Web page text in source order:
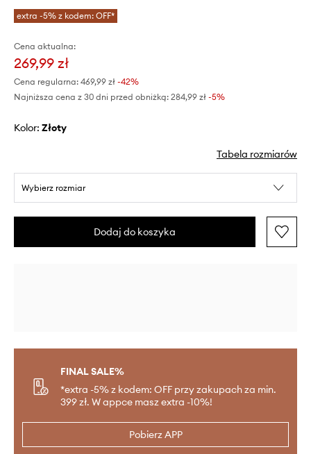
extra -5% z kodem: OFF*
Cena aktualna:
269,99 zł
Cena regularna: 469,99 zł -42%
Najniższa cena z 30 dni przed obniżką: 284,99 zł -5%
Kolor: złoty
Tabela rozmiarów
Wybierz rozmiar
Dodaj do koszyka
FINAL SALE%
*extra -5% z kodem: OFF przy zakupach za min.
399 zł. W appce masz extra -10%!
Pobierz APP